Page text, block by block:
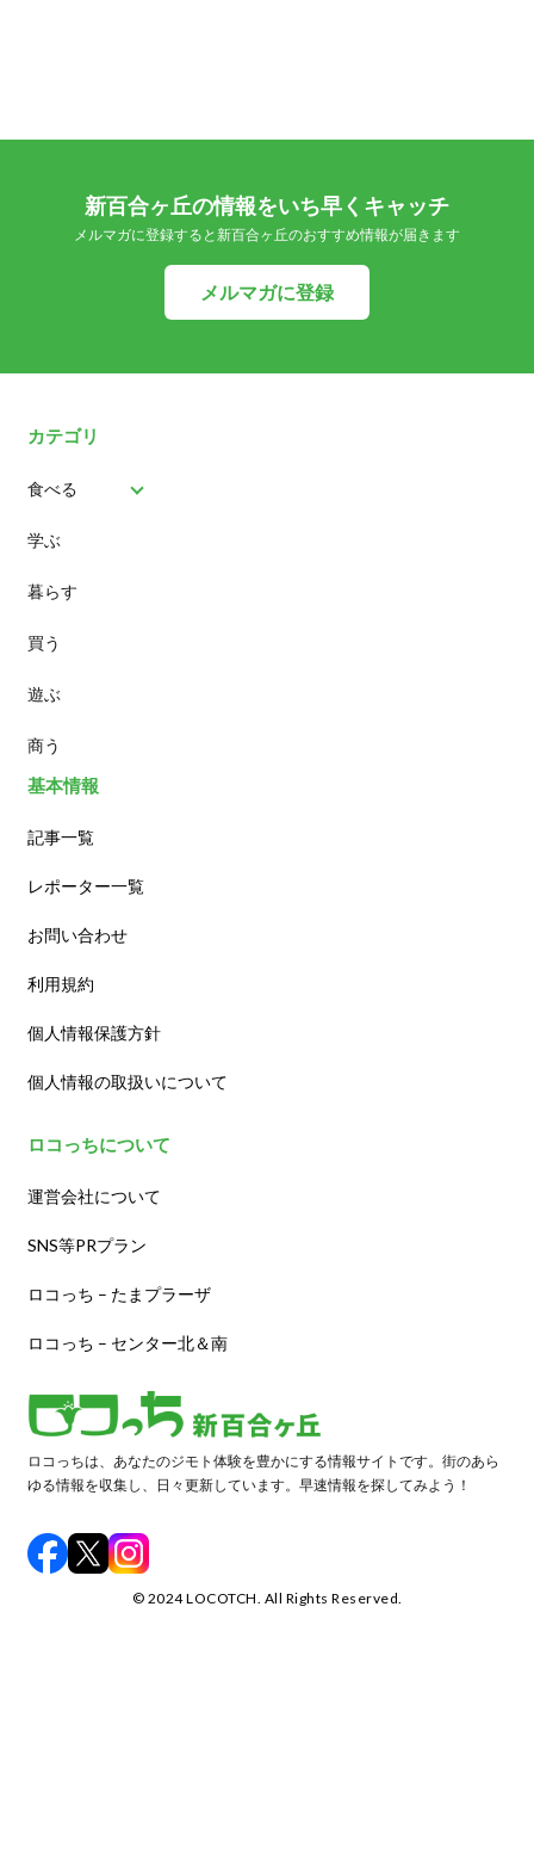
新百合ヶ丘の情報をいち早くキャッチ
メルマガに登録すると新百合ヶ丘のおすすめ情報が届きます
メルマガに登録
カテゴリ
食べる
パン
スイーツ
ランチ
カフェ
学ぶ
暮らす
買う
遊ぶ
商う
基本情報
記事一覧
レポーター一覧
お問い合わせ
利用規約
個人情報保護方針
個人情報の取扱いについて
ロコっちについて
運営会社について
SNS等PRプラン
ロコっち – たまプラーザ
ロコっち – センター北＆南
ロコっちは、あなたのジモト体験を豊かにする情報サイトです。街のあら
ゆる情報を収集し、日々更新しています。早速情報を探してみよう！
©️ 2024 LOCOTCH. All Rights Reserved.